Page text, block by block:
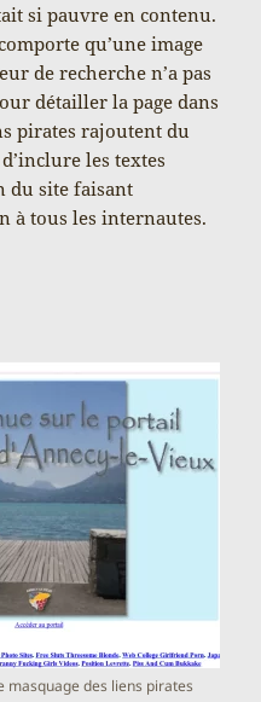
si pauvre en contenu.
qu’une image
de recherche n’a pas
détailler la page dans
pirates rajoutent du
les textes
du site faisant
à tous les internautes.
masquage des liens pirates